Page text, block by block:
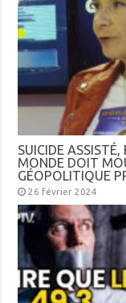
SUICIDE
MONDE DOIT
GÉOPOLITIQUE
26 février 2024